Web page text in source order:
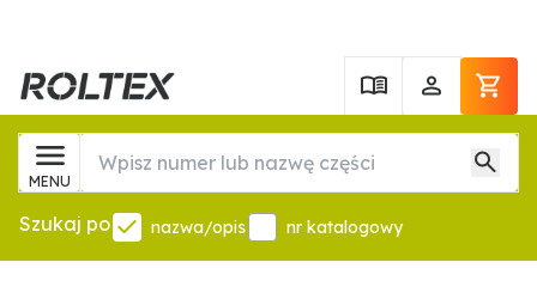
MENU
Szukaj po nazwa/opis nr katalogowy